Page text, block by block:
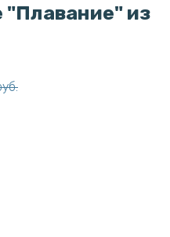
из